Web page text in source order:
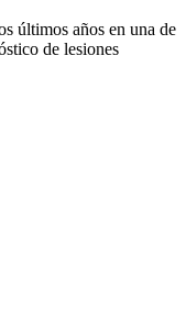
últimos años en una de
de lesiones